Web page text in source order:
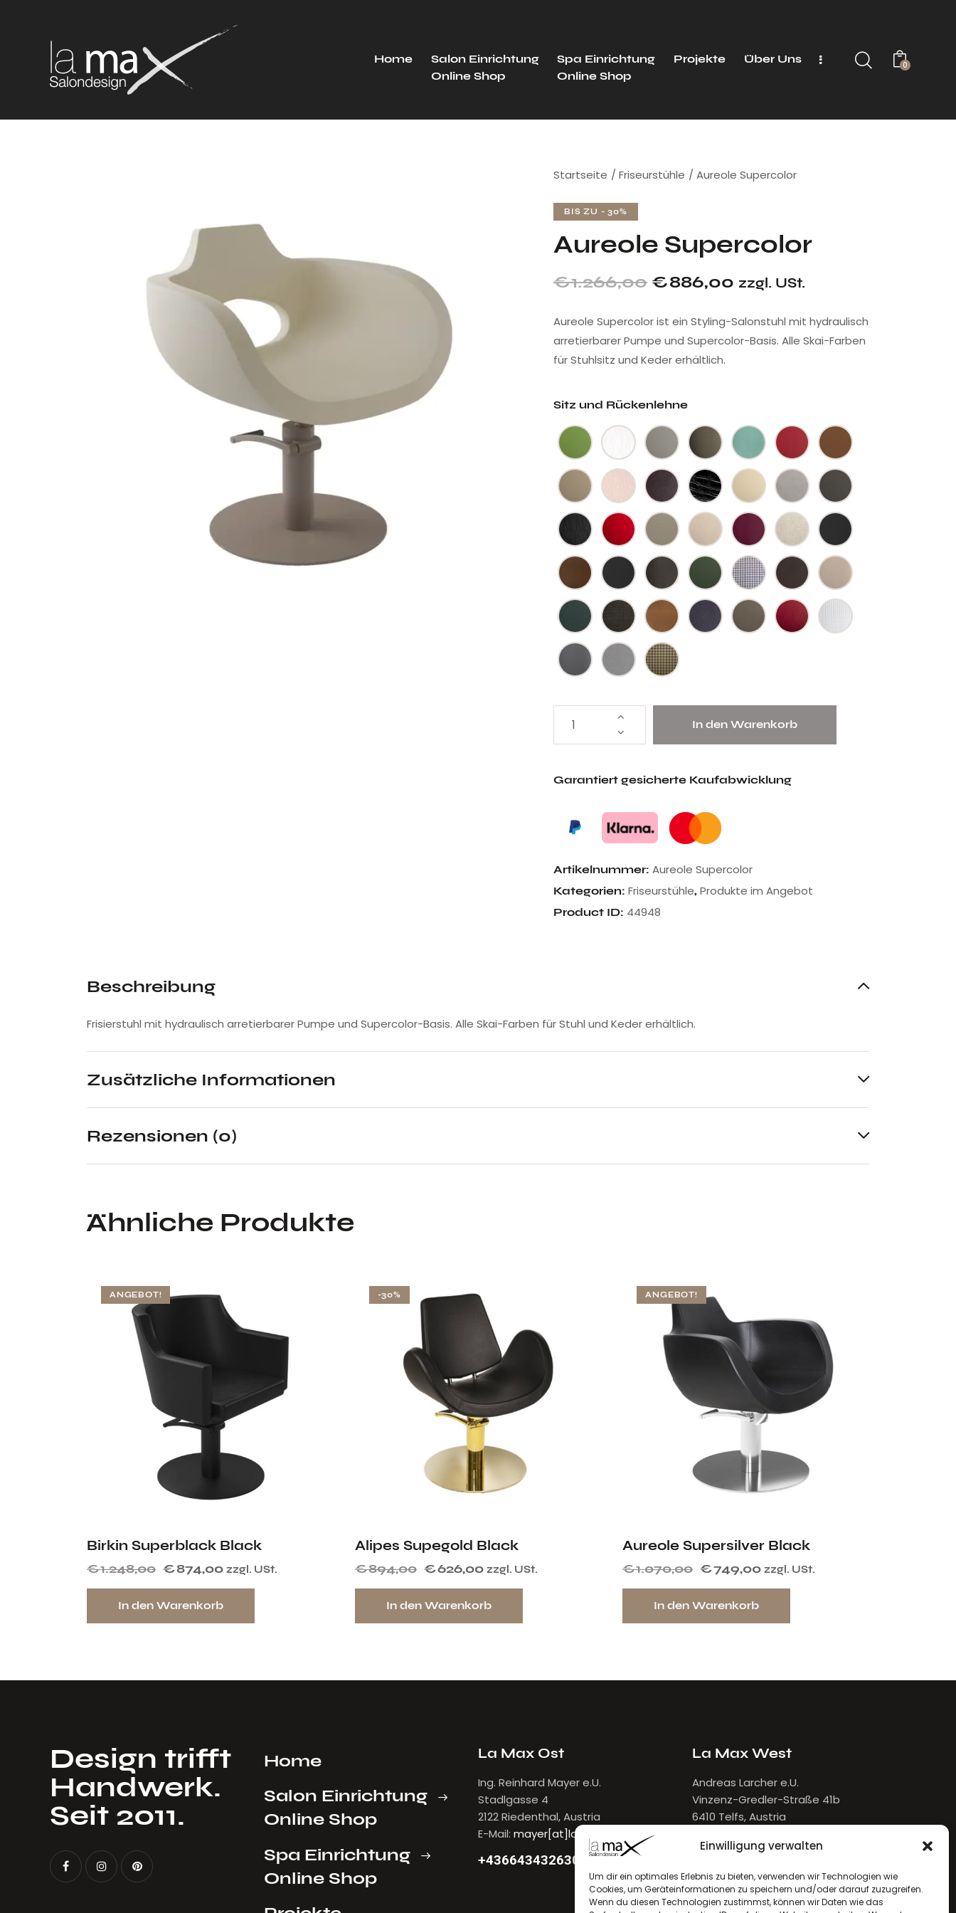
Einwilligung verwalten
Um dir ein optimales Erlebnis zu bieten, verwenden wir Technologien wie
Cookies, um Geräteinformationen zu speichern und/oder darauf zuzugreifen.
Wenn du diesen Technologien zustimmst, können wir Daten wie das
Home
Salon Einrichtung
Online Shop
Spa Einrichtung
Online Shop
Projekte Über Uns 0
Startseite Friseurstühle Aureole Supercolor
BIS ZU - 30%
Aureole Supercolor
€1.266,00 €886,00 zzgl. USt.
Aureole Supercolor ist ein Styling-Salonstuhl mit hydraulisch
arretierbarer Pumpe und Supercolor-Basis. Alle Skai-Farben
für Stuhlsitz und Keder erhältlich.
Sitz und Rückenlehne
In den Warenkorb
Garantiert gesicherte Kaufabwicklung
Artikelnummer: Aureole Supercolor
Kategorien: Friseurstühle, Produkte im Angebot
Product ID: 44948
Beschreibung
Frisierstuhl mit hydraulisch arretierbarer Pumpe und Supercolor-Basis. Alle Skai-Farben für Stuhl und Keder erhältlich.
Zusätzliche Informationen
Rezensionen (0)
Ähnliche Produkte
ANGEBOT!
Birkin Superblack Black
€1.248,00 €874,00 zzgl. USt.
In den Warenkorb
-30%
Alipes Supegold Black
€894,00 €626,00 zzgl. USt.
In den Warenkorb
ANGEBOT!
Aureole Supersilver Black
€1.070,00 €749,00 zzgl. USt.
In den Warenkorb
EINRICHTEN
Design trifft
Handwerk.
Seit 2011.
Home
Salon Einrichtung
Online Shop
Spa Einrichtung
Online Shop
La Max Ost
Ing. Reinhard Mayer e.U.
Stadlgasse 4
2122 Riedenthal, Austria
E-Mail: mayer[at]lamax.at
+436643432630
La Max West
Andreas Larcher e.U.
Vinzenz-Gredler-Straße 41b
6410 Telfs, Austria